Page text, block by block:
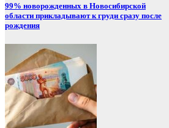
99% новорожденных в Новосибирской
области прикладывают к груди сразу после
рождения